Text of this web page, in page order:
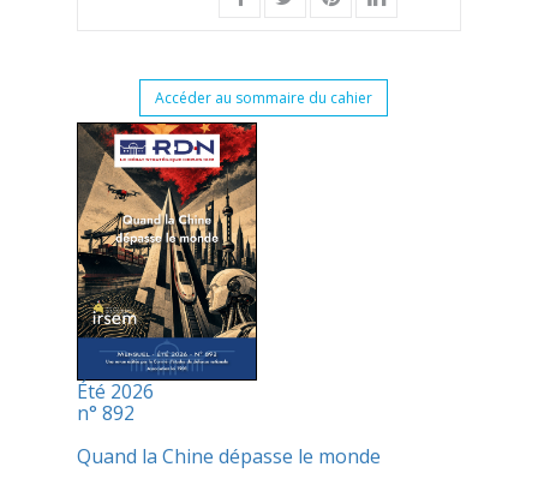
Accéder au sommaire du cahier
Été 2026
n° 892
Quand la Chine dépasse le monde